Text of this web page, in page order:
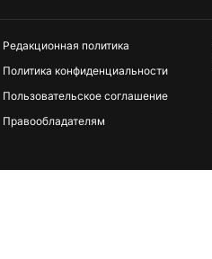
Редакционная политика
Политика конфиденциальности
Пользовательское соглашение
Правообладателям